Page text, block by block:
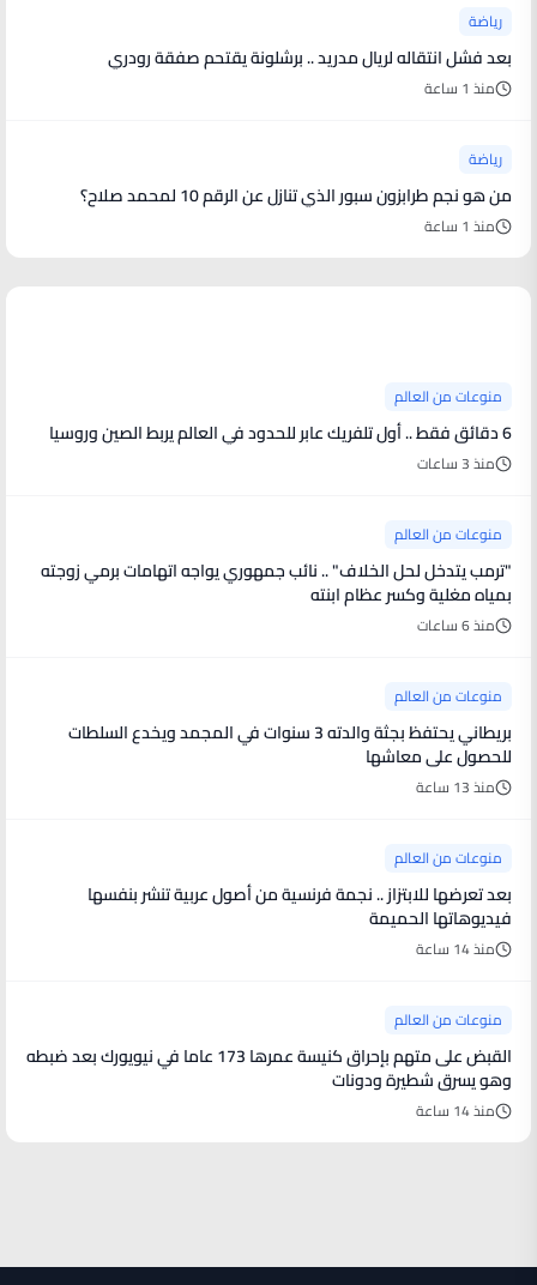
رياضة
بعد فشل انتقاله لريال مدريد .. برشلونة يقتحم صفقة رودري
منذ 1 ساعة
رياضة
من هو نجم طرابزون سبور الذي تنازل عن الرقم 10 لمحمد صلاح؟
منذ 1 ساعة
منوعات من العالم
6 دقائق فقط .. أول تلفريك عابر للحدود في العالم يربط الصين وروسيا
منذ 3 ساعات
منوعات من العالم
"ترمب يتدخل لحل الخلاف" .. نائب جمهوري يواجه اتهامات برمي زوجته
بمياه مغلية وكسر عظام ابنته
منذ 6 ساعات
منوعات من العالم
بريطاني يحتفظ بجثة والدته 3 سنوات في المجمد ويخدع السلطات
للحصول على معاشها
منذ 13 ساعة
منوعات من العالم
بعد تعرضها للابتزاز .. نجمة فرنسية من أصول عربية تنشر بنفسها
فيديوهاتها الحميمة
منذ 14 ساعة
منوعات من العالم
القبض على متهم بإحراق كنيسة عمرها 173 عاما في نيويورك بعد ضبطه
وهو يسرق شطيرة ودونات
منذ 14 ساعة